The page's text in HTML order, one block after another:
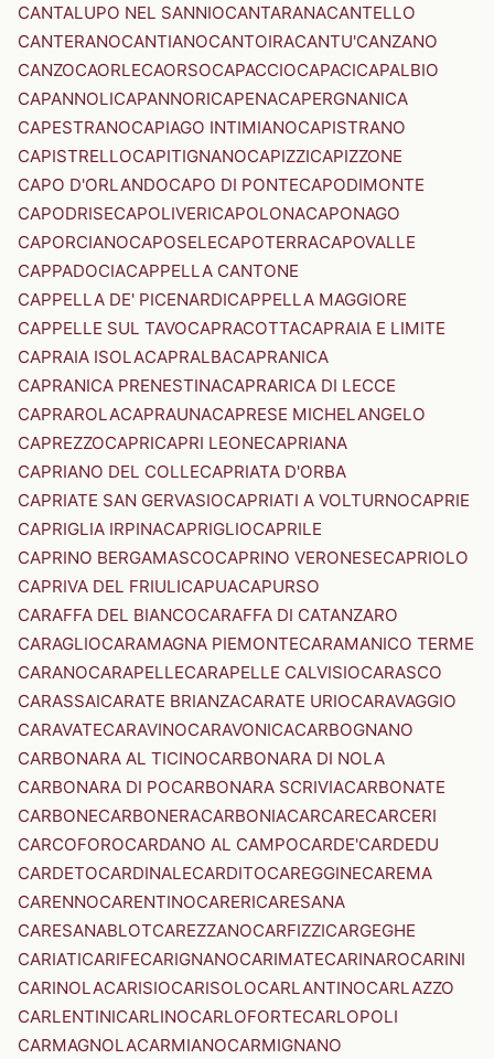
CANTALUPO NEL SANNIOCANTARANACANTELLO
CANTERANOCANTIANOCANTOIRACANTU'CANZANO
CANZOCAORLECAORSOCAPACCIOCAPACICAPALBIO
CAPANNOLICAPANNORICAPENACAPERGNANICA
CAPESTRANOCAPIAGO INTIMIANOCAPISTRANO
CAPISTRELLOCAPITIGNANOCAPIZZICAPIZZONE
CAPO D'ORLANDOCAPO DI PONTECAPODIMONTE
CAPODRISECAPOLIVERICAPOLONACAPONAGO
CAPORCIANOCAPOSELECAPOTERRACAPOVALLE
CAPPADOCIACAPPELLA CANTONE
CAPPELLA DE' PICENARDICAPPELLA MAGGIORE
CAPPELLE SUL TAVOCAPRACOTTACAPRAIA E LIMITE
CAPRAIA ISOLACAPRALBACAPRANICA
CAPRANICA PRENESTINACAPRARICA DI LECCE
CAPRAROLACAPRAUNACAPRESE MICHELANGELO
CAPREZZOCAPRICAPRI LEONECAPRIANA
CAPRIANO DEL COLLECAPRIATA D'ORBA
CAPRIATE SAN GERVASIOCAPRIATI A VOLTURNOCAPRIE
CAPRIGLIA IRPINACAPRIGLIOCAPRILE
CAPRINO BERGAMASCOCAPRINO VERONESECAPRIOLO
CAPRIVA DEL FRIULICAPUACAPURSO
CARAFFA DEL BIANCOCARAFFA DI CATANZARO
CARAGLIOCARAMAGNA PIEMONTECARAMANICO TERME
CARANOCARAPELLECARAPELLE CALVISIOCARASCO
CARASSAICARATE BRIANZACARATE URIOCARAVAGGIO
CARAVATECARAVINOCARAVONICACARBOGNANO
CARBONARA AL TICINOCARBONARA DI NOLA
CARBONARA DI POCARBONARA SCRIVIACARBONATE
CARBONECARBONERACARBONIACARCARECARCERI
CARCOFOROCARDANO AL CAMPOCARDE'CARDEDU
CARDETOCARDINALECARDITOCAREGGINECAREMA
CARENNOCARENTINOCARERICARESANA
CARESANABLOTCAREZZANOCARFIZZICARGEGHE
CARIATICARIFECARIGNANOCARIMATECARINAROCARINI
CARINOLACARISIOCARISOLOCARLANTINOCARLAZZO
CARLENTINICARLINOCARLOFORTECARLOPOLI
CARMAGNOLACARMIANOCARMIGNANO